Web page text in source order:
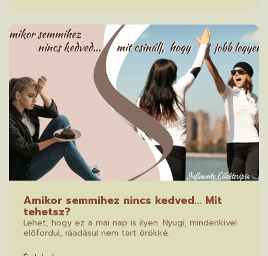
Amikor semmihez nincs kedved... Mit
tehetsz?
Lehet, hogy ez a mai nap is ilyen. Nyugi, mindenkivel
előfordul, ráadásul nem tart örökké.